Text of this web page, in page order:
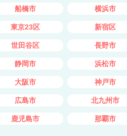
船橋市 横浜市
東京23区 新宿区
世田谷区 長野市
静岡市 浜松市
大阪市 神戸市
広島市 北九州市
鹿児島市 那覇市